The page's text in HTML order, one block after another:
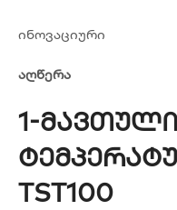
ინოვაციური
აღწერა
1-
TST100